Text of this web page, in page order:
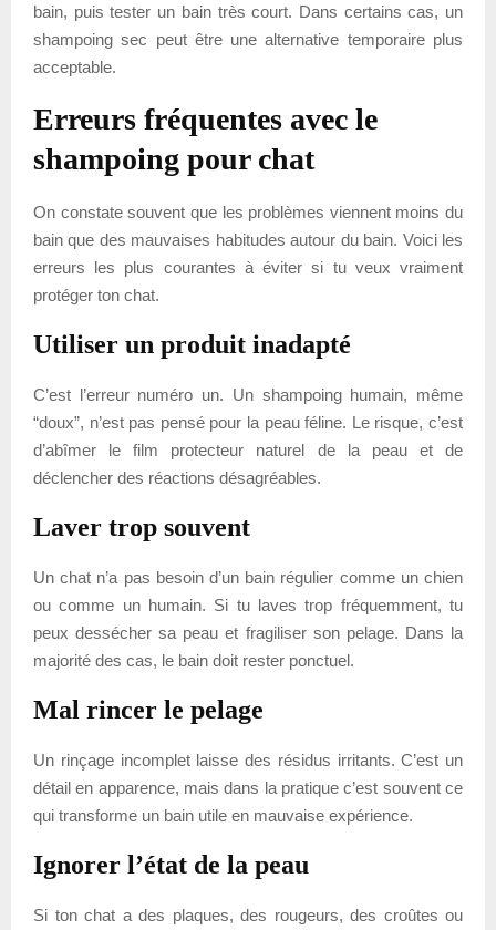
bain, puis tester un bain très court. Dans certains cas, un
shampoing sec peut être une alternative temporaire plus
acceptable.
Erreurs fréquentes avec le
shampoing pour chat
On constate souvent que les problèmes viennent moins du
bain que des mauvaises habitudes autour du bain. Voici les
erreurs les plus courantes à éviter si tu veux vraiment
protéger ton chat.
Utiliser un produit inadapté
C’est l’erreur numéro un. Un shampoing humain, même
“doux”, n’est pas pensé pour la peau féline. Le risque, c’est
d’abîmer le film protecteur naturel de la peau et de
déclencher des réactions désagréables.
Laver trop souvent
Un chat n’a pas besoin d’un bain régulier comme un chien
ou comme un humain. Si tu laves trop fréquemment, tu
peux dessécher sa peau et fragiliser son pelage. Dans la
majorité des cas, le bain doit rester ponctuel.
Mal rincer le pelage
Un rinçage incomplet laisse des résidus irritants. C’est un
détail en apparence, mais dans la pratique c’est souvent ce
qui transforme un bain utile en mauvaise expérience.
Ignorer l’état de la peau
Si ton chat a des plaques, des rougeurs, des croûtes ou